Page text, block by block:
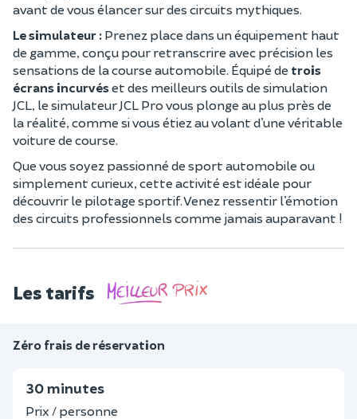
avant de vous élancer sur des circuits mythiques.
Le simulateur : Prenez place dans un équipement haut
de gamme, conçu pour retranscrire avec précision les
sensations de la course automobile. Équipé de trois
écrans incurvéset des meilleurs outils de simulation
JCL, le simulateur JCL Pro vous plonge au plus près de
la réalité, comme si vous étiez au volant d’une véritable
voiture de course.
Que vous soyez passionné de sport automobile ou
simplement curieux, cette activité est idéale pour
découvrir le pilotage sportif. Venez ressentir l’émotion
des circuits professionnels comme jamais auparavant !
Les tarifs
Zéro frais de réservation
30 minutes
Prix / personne